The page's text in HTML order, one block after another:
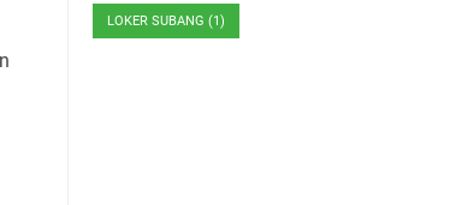
LOKER SUBANG (1)